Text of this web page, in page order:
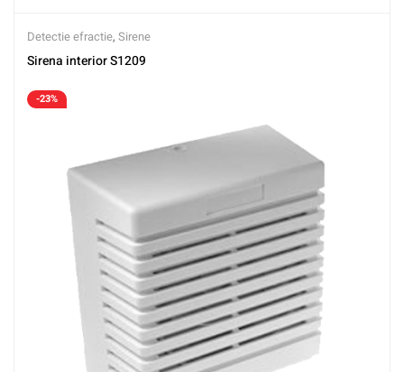
Detectie efractie, Sirene
Sirena interior S1209
-23%